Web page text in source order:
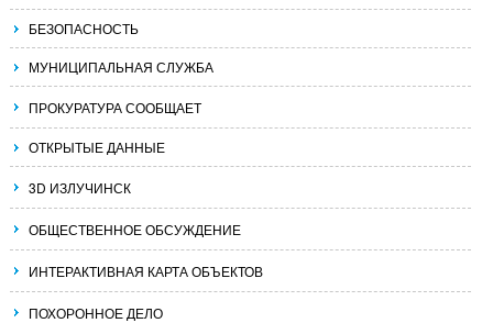
БЕЗОПАСНОСТЬ
МУНИЦИПАЛЬНАЯ СЛУЖБА
ПРОКУРАТУРА СООБЩАЕТ
ОТКРЫТЫЕ ДАННЫЕ
3D ИЗЛУЧИНСК
ОБЩЕСТВЕННОЕ ОБСУЖДЕНИЕ
ИНТЕРАКТИВНАЯ КАРТА ОБЪЕКТОВ
ПОХОРОННОЕ ДЕЛО